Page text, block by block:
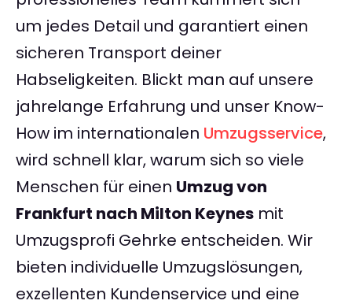
um jedes Detail und garantiert einen
sicheren Transport deiner
Habseligkeiten. Blickt man auf unsere
jahrelange Erfahrung und unser Know-
How im internationalen Umzugsservice,
wird schnell klar, warum sich so viele
Menschen für einen Umzug von
Frankfurt nach Milton Keynes mit
Umzugsprofi Gehrke entscheiden. Wir
bieten individuelle Umzugslösungen,
exzellenten Kundenservice und eine